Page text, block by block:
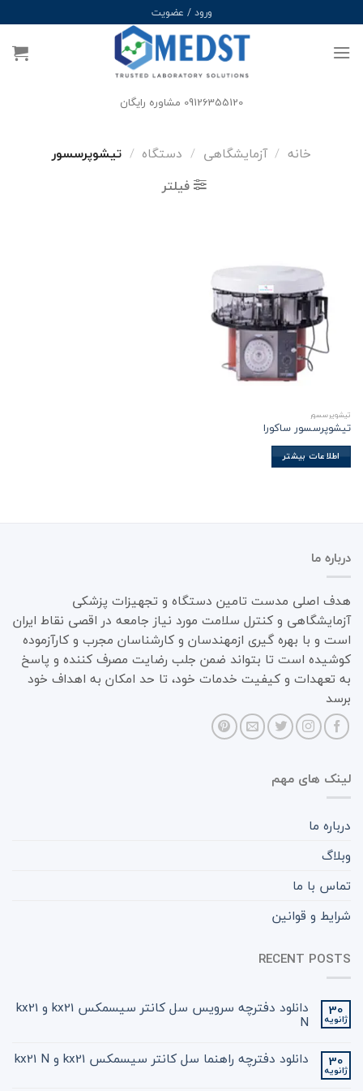
to
content
ورود / عضویت
09126355120 مشاوره رایگان
خانه / آزمایشگاهی / دستگاه / تیشوپرسسور
فیلتر
تیشوپرسسور
تیشوپرسسور ساکورا
اطلاعات بیشتر
درباره ما
هدف اصلی مدست تامین دستگاه و تجهیزات پزشکی
آزمایشگاهی و کنترل سلامت مورد نیاز جامعه در اقصی نقاط ایران
است و با بهره گیری ازمهندسان و کارشناسان مجرب و کارآزموده
کوشیده است تا بتواند ضمن جلب رضایت مصرف کننده و پاسخ
به تعهدات و کیفیت خدمات خود، تا حد امکان به اهداف خود
برسد
لینک های مهم
درباره ما
وبلاگ
تماس با ما
شرایط و قوانین
RECENT POSTS
30
ژانویه
دانلود دفترچه سرویس سل کانتر سیسمکس kx21 و kx21
N
30
ژانویه
دانلود دفترچه راهنما سل کانتر سیسمکس kx21 و kx21 N